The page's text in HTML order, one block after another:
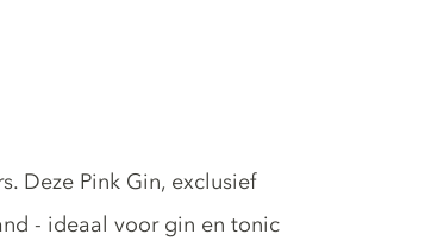
Deze Pink Gin, exclusief
- ideaal voor gin en tonic